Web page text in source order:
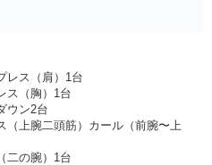
レス（肩）1台
ス（胸）1台
ウン2台
（上腕二頭筋）カール（前腕〜上
二の腕）1台